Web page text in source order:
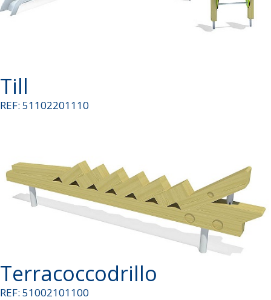
Till
REF: 51102201110
Terracoccodrillo
REF: 51002101100